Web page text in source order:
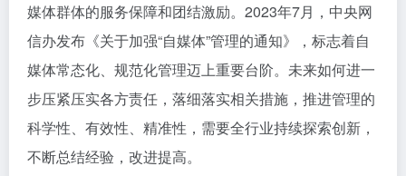
媒体群体的服务保障和团结激励。2023年7月，中央网
信办发布《关于加强“自媒体”管理的通知》，标志着自
媒体常态化、规范化管理迈上重要台阶。未来如何进一
步压紧压实各方责任，落细落实相关措施，推进管理的
科学性、有效性、精准性，需要全行业持续探索创新，
不断总结经验，改进提高。